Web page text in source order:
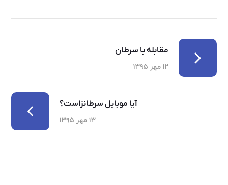
مقابله با سرطان
۱۲ مهر ۱۳۹۵
آیا موبایل سرطانزاست؟
۱۳ مهر ۱۳۹۵